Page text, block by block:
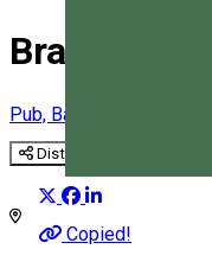
Magyar
Branch
Pub, Bár
Distribuie
Copied!